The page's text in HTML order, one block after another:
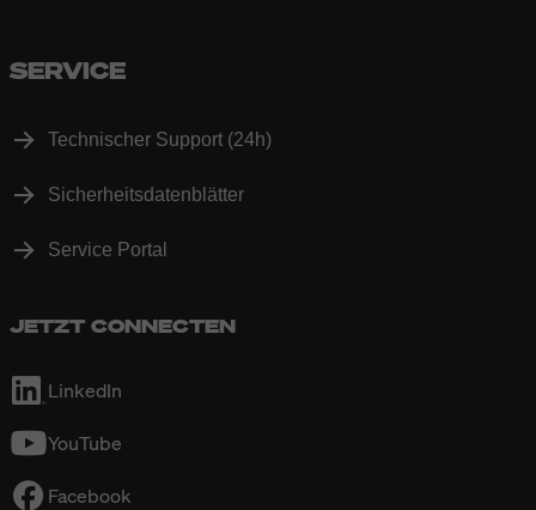
SERVICE
Technischer Support (24h)
Sicherheitsdatenblätter
Service Portal
JETZT CONNECTEN
LinkedIn
YouTube
Facebook